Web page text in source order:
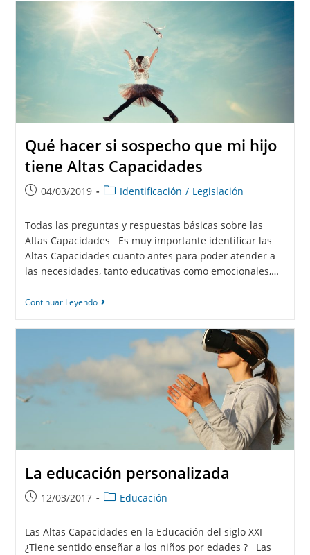
Qué hacer si sospecho que mi hijo
tiene Altas Capacidades
04/03/2019 Identificación / Legislación
Todas las preguntas y respuestas básicas sobre las
Altas Capacidades Es muy importante identificar las
Altas Capacidades cuanto antes para poder atender a
las necesidades, tanto educativas como emocionales,…
Continuar Leyendo
La educación personalizada
12/03/2017 Educación
Las Altas Capacidades en la Educación del siglo XXI
¿Tiene sentido enseñar a los niños por edades ? Las